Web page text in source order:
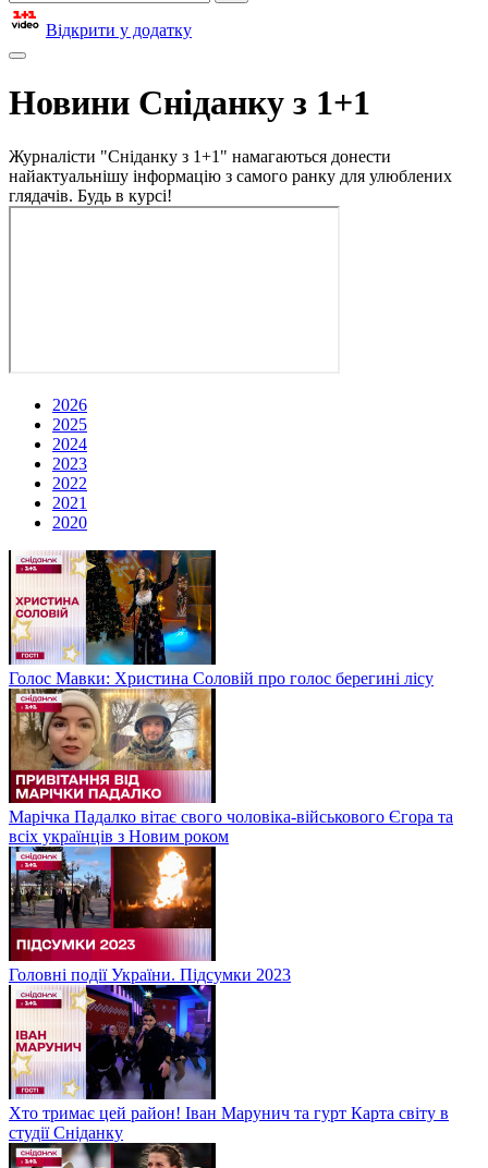
Відкрити у додатку
Новини Сніданку з 1+1
Журналісти "Сніданку з 1+1" намагаються донести
найактуальнішу інформацію з самого ранку для улюблених
глядачів. Будь в курсі!
2026
2025
2024
2023
2022
2021
2020
Голос Мавки: Христина Соловій про голос берегині лісу
Марічка Падалко вітає свого чоловіка-військового Єгора та
всіх українців з Новим роком
Головні події України. Підсумки 2023
Хто тримає цей район! Іван Марунич та гурт Карта світу в
студії Сніданку